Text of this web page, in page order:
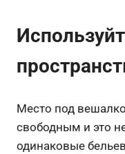
Место под
свободным и это
одинаковые